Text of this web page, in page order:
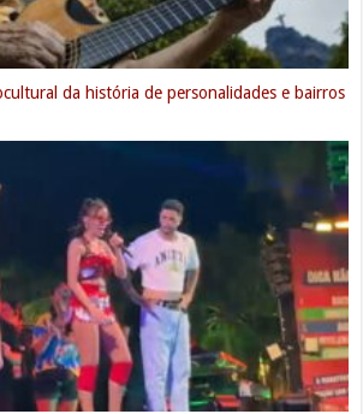
como atração na “Festa de Janeiro” em